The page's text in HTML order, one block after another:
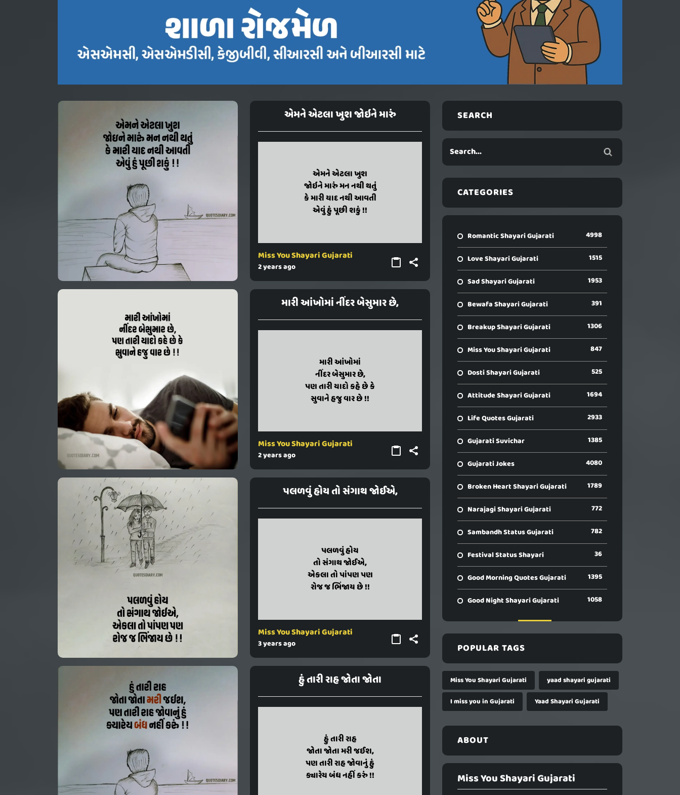
એમને એટલા ખુશ જોઇને મારું
એમને એટલા ખુશ
જોઇને મારું મન નથી થતું
કે મારી યાદ નથી આવતી
એવું હું પૂછી શકું !!
emane etala khush
joine maru man nathi thatu
ke mari yaad nathi aavati
evu hu puchhi shaku !!
Miss You Shayari Gujarati
2 years ago
મારી આંખોમાં નીંદર બેસુમાર છે,
મારી આંખોમાં
નીંદર બેસુમાર છે,
પણ તારી યાદો કહે છે કે
સુવાને હજુ વાર છે !!
mari aankhoma
nindar besumar chhe,
pan tari yado kahe chhe ke
suvane haju var chhe !!
Miss You Shayari Gujarati
2 years ago
પલળવું હોય તો સંગાથ જોઈએ,
પલળવું હોય
તો સંગાથ જોઈએ,
એકલા તો પાંપણ પણ
રોજ જ ભિંજાય છે !!
palalavu hoy
to sangath joie,
ekala to pampan pan
roj j bhinjay chhe !!
Miss You Shayari Gujarati
3 years ago
હું તારી રાહ જોતા જોતા
હું તારી રાહ
જોતા જોતા મરી જઈશ,
પણ તારી રાહ જોવાનું હું
ક્યારેય બંધ નહીં કરું !!
hu tari rah
jota jota mari jaish,
pan tari rah jovanu hu
kyarey bandh nahi karu !!
SEARCH
CATEGORIES
Romantic Shayari Gujarati 4998
Love Shayari Gujarati 1515
Sad Shayari Gujarati 1953
Bewafa Shayari Gujarati 391
Breakup Shayari Gujarati 1306
Miss You Shayari Gujarati 847
Dosti Shayari Gujarati 525
Attitude Shayari Gujarati 1694
Life Quotes Gujarati 2933
Gujarati Suvichar 1385
Gujarati Jokes 4080
Broken Heart Shayari Gujarati 1789
Narajagi Shayari Gujarati 772
Sambandh Status Gujarati 782
Festival Status Shayari 36
Good Morning Quotes Gujarati 1395
Good Night Shayari Gujarati 1058
POPULAR TAGS
Miss You Shayari Gujarati
yaad shayari gujarati
I miss you in Gujarati
Yaad Shayari Gujarati
ABOUT
Miss You Shayari Gujarati